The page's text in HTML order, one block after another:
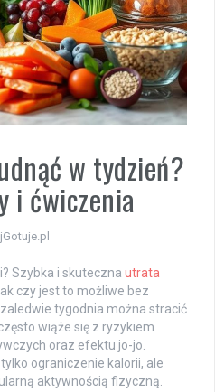
w tydzień?
i ćwiczenia
Szybka i skuteczna utrata
czy jest to możliwe bez
tygodnia można stracić
wiąże się z ryzykiem
oraz efektu jo-jo.
ograniczenie kalorii, ale
aktywnością fizyczną.